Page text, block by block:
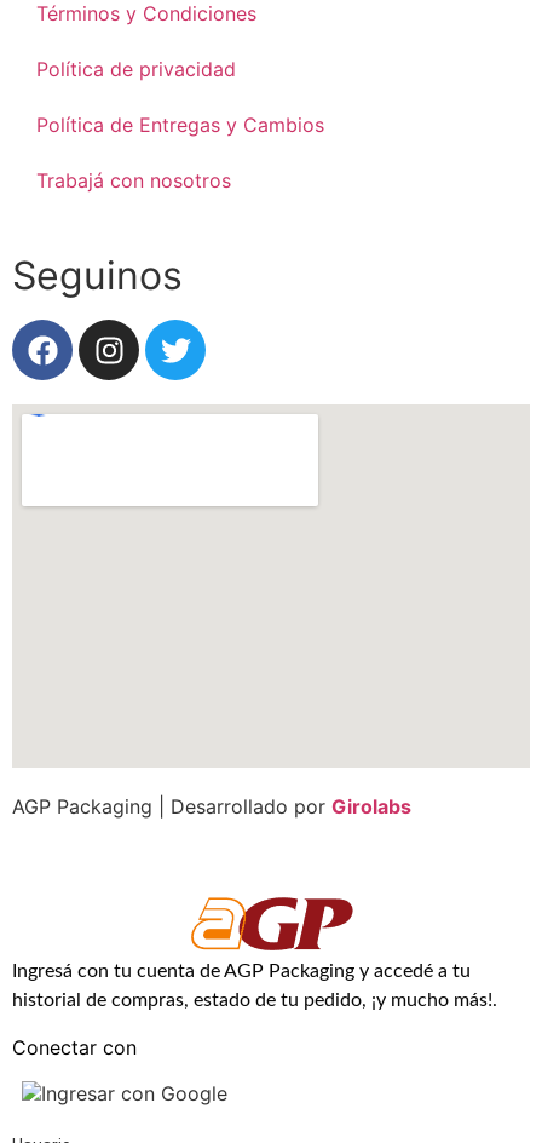
Términos y Condiciones
Política de privacidad
Política de Entregas y Cambios
Trabajá con nosotros
Seguinos
AGP Packaging | Desarrollado por Girolabs
Ingresá con tu cuenta de AGP Packaging y accedé a tu
historial de compras, estado de tu pedido, ¡y mucho más!.
Conectar con
Ingresar con Google